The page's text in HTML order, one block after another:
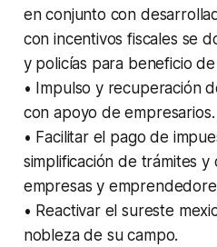
en conjunto con
con incentivos fiscales se
y policías para beneficio
• Impulso y recuperación
con apoyo de empresarios.
• Facilitar el pago de
simplificación de trámites
empresas y
• Reactivar el sureste
nobleza de su campo.